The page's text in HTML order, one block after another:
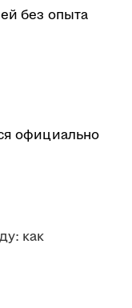
без опыта
официально